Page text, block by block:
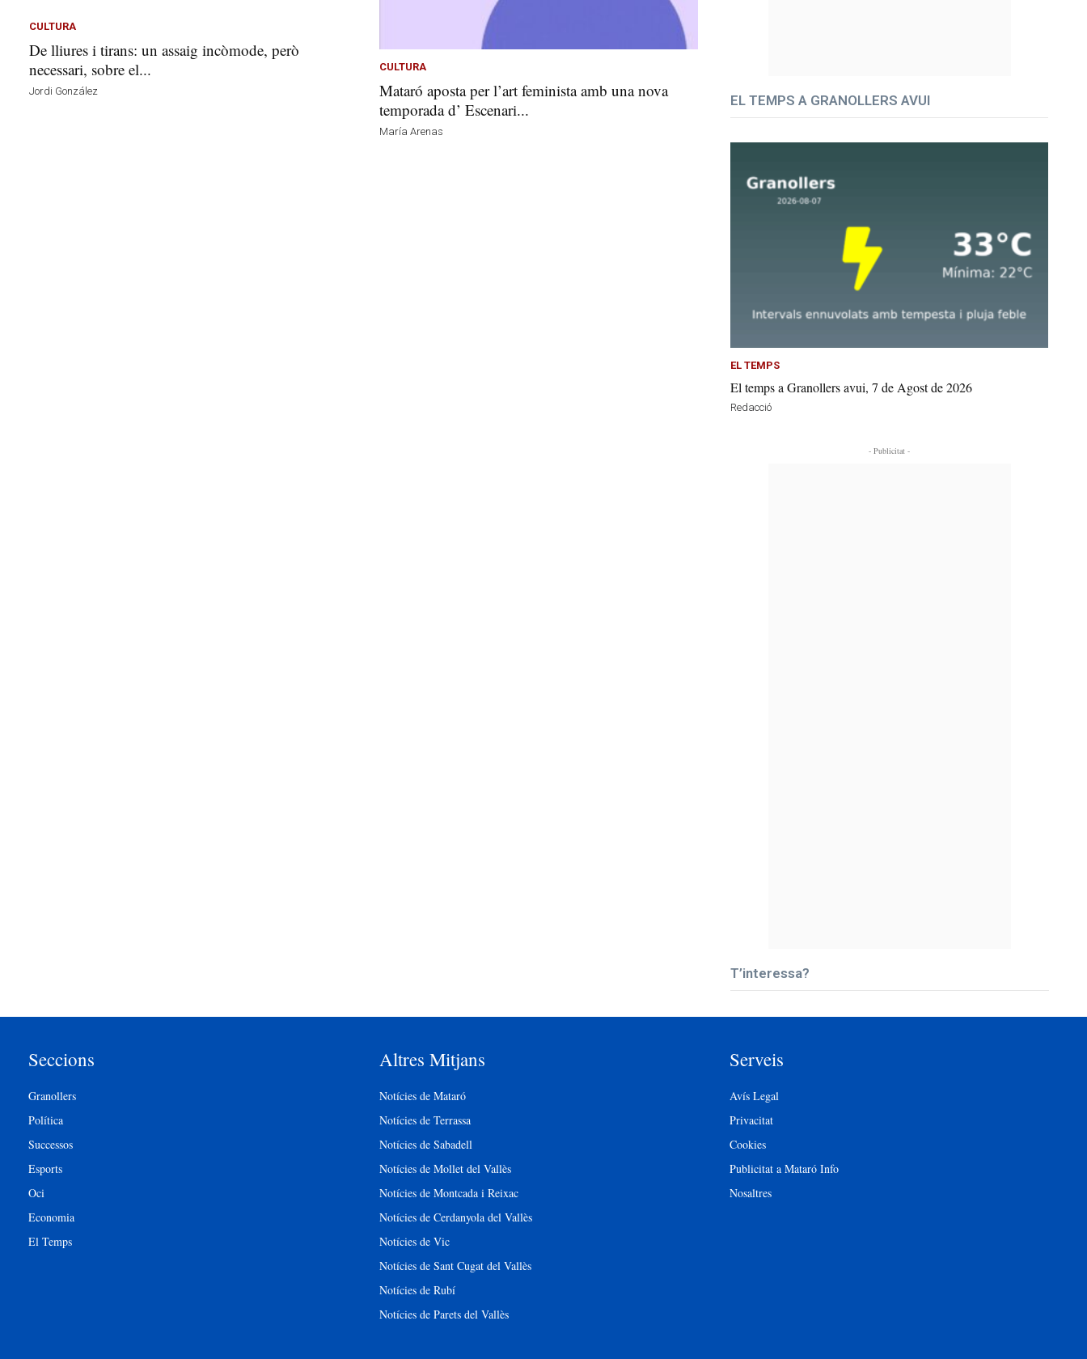
CULTURA
De lliures i tirans: un assaig incòmode, però
necessari, sobre el...
Jordi González
CULTURA
Mataró aposta per l’art feminista amb una nova
temporada d’ Escenari...
María Arenas
EL TEMPS A GRANOLLERS AVUI
EL TEMPS
El temps a Granollers avui, 7 de Agost de 2026
Redacció
- Publicitat -
T’interessa?
Seccions
Granollers
Política
Successos
Esports
Oci
Economia
El Temps
Altres Mitjans
Notícies de Mataró
Notícies de Terrassa
Notícies de Sabadell
Notícies de Mollet del Vallès
Notícies de Montcada i Reixac
Notícies de Cerdanyola del Vallès
Notícies de Vic
Notícies de Sant Cugat del Vallès
Notícies de Rubí
Notícies de Parets del Vallès
Serveis
Avís Legal
Privacitat
Cookies
Publicitat a Mataró Info
Nosaltres